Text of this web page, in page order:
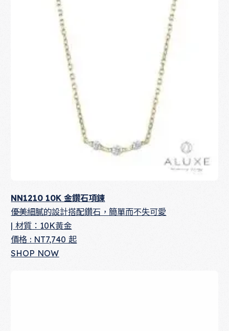
NN1210 10K 金鑽石項鍊
優美細膩的設計搭配鑽石，簡單而不失可愛
| 材質：10K黃金
價格 : NT7,740 起
SHOP NOW